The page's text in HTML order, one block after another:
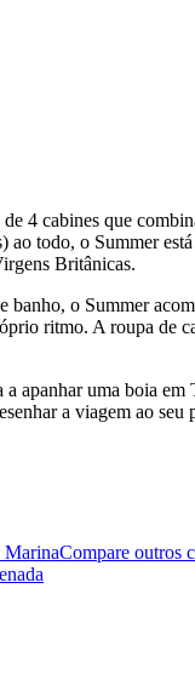
4 cabines que
ao todo, o Summer
Britânicas.
banho, o Summer
ritmo. A roupa de
apanhar uma boia
a viagem ao
MarinaCompare outros